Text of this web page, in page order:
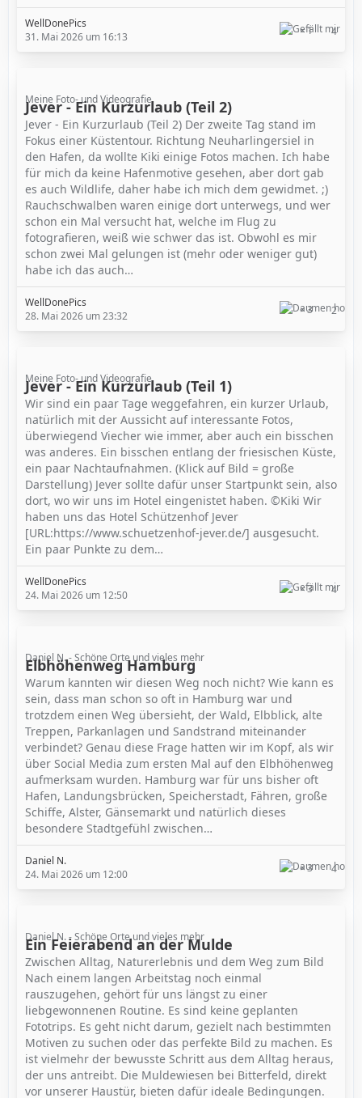
WellDonePics
31. Mai 2026 um 16:13
1 4
Meine Foto- und Videografie
Jever - Ein Kurzurlaub (Teil 2)
Jever - Ein Kurzurlaub (Teil 2) Der zweite Tag stand im
Fokus einer Küstentour. Richtung Neuharlingersiel in
den Hafen, da wollte Kiki einige Fotos machen. Ich habe
für mich da keine Hafenmotive gesehen, aber dort gab
es auch Wildlife, daher habe ich mich dem gewidmet. ;)
Rauchschwalben waren einige dort unterwegs, und wer
schon ein Mal versucht hat, welche im Flug zu
fotografieren, weiß wie schwer das ist. Obwohl es mir
schon zwei Mal gelungen ist (mehr oder weniger gut)
habe ich das auch…
WellDonePics
28. Mai 2026 um 23:32
3 2
Meine Foto- und Videografie
Jever - Ein Kurzurlaub (Teil 1)
Wir sind ein paar Tage weggefahren, ein kurzer Urlaub,
natürlich mit der Aussicht auf interessante Fotos,
überwiegend Viecher wie immer, aber auch ein bisschen
was anderes. Ein bisschen entlang der friesischen Küste,
ein paar Nachtaufnahmen. (Klick auf Bild = große
Darstellung) Jever sollte dafür unser Startpunkt sein, also
dort, wo wir uns im Hotel eingenistet haben. ©Kiki Wir
haben uns das Hotel Schützenhof Jever
[URL:https://www.schuetzenhof-jever.de/] ausgesucht.
Ein paar Punkte zu dem…
WellDonePics
24. Mai 2026 um 12:50
3 4
Daniel N. - Schöne Orte und vieles mehr
Elbhöhenweg Hamburg
Warum kannten wir diesen Weg noch nicht? Wie kann es
sein, dass man schon so oft in Hamburg war und
trotzdem einen Weg übersieht, der Wald, Elbblick, alte
Treppen, Parkanlagen und Sandstrand miteinander
verbindet? Genau diese Frage hatten wir im Kopf, als wir
über Social Media zum ersten Mal auf den Elbhöhenweg
aufmerksam wurden. Hamburg war für uns bisher oft
Hafen, Landungsbrücken, Speicherstadt, Fähren, große
Schiffe, Alster, Gänsemarkt und natürlich dieses
besondere Stadtgefühl zwischen…
Daniel N.
24. Mai 2026 um 12:00
3 4
Daniel N. - Schöne Orte und vieles mehr
Ein Feierabend an der Mulde
Zwischen Alltag, Naturerlebnis und dem Weg zum Bild
Nach einem langen Arbeitstag noch einmal
rauszugehen, gehört für uns längst zu einer
liebgewonnenen Routine. Es sind keine geplanten
Fototrips. Es geht nicht darum, gezielt nach bestimmten
Motiven zu suchen oder das perfekte Bild zu machen. Es
ist vielmehr der bewusste Schritt aus dem Alltag heraus,
der uns antreibt. Die Muldewiesen bei Bitterfeld, direkt
vor unserer Haustür, bieten dafür ideale Bedingungen.